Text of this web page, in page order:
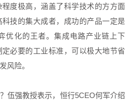
度极高，涵盖了科学技术的方方面
技的集大成者，成功的产品一定是
优化的王者。集成电路产业链上下
必要的工业标准，可以极大地节省
风险。
伍强教授表示，恒行5CEO何军介绍